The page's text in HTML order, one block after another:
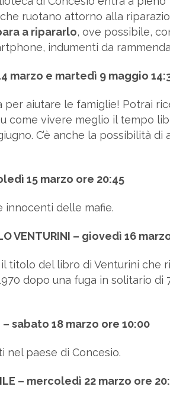
ruotano attorno alla
a ripararlo, ove possibile,
indumenti da
marzo e martedì 9 maggio
per aiutare le famiglie! Potrai
come vivere meglio il tempo
C’è anche la possibilità
15 marzo ore 20:45
innocenti delle mafie.
VENTURINI – giovedì 16
titolo del libro di Venturini che
dopo una fuga in solitario
– sabato 18 marzo ore 10:00
nel paese di Concesio.
– mercoledì 22 marzo ore